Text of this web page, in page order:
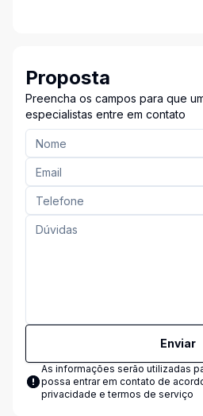
Proposta
Preencha os campos para que
especialistas entre em contato
Enviar
As informações serão utilizadas
possa entrar em contato de
privacidade e termos de serviço